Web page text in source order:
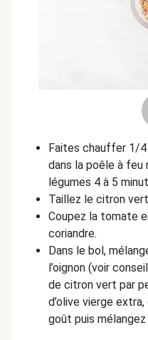
Faites chauffer 1/4
dans la poêle à
légumes 4 à 5
Taillez le citron
Coupez la tomate
coriandre.
Dans le bol,
l’oignon (voir
de citron vert par
d’olive vierge
goût puis mélangez